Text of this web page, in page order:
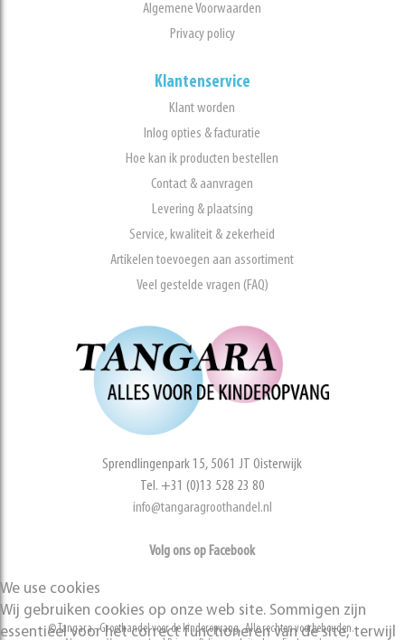
Algemene Voorwaarden
Privacy policy
Klantenservice
Klant worden
Inlog opties & facturatie
Hoe kan ik producten bestellen
Contact & aanvragen
Levering & plaatsing
Service, kwaliteit & zekerheid
Artikelen toevoegen aan assortiment
Veel gestelde vragen (FAQ)
Sprendlingenpark 15, 5061 JT Oisterwijk
Tel. +31 (0)13 528 23 80
info@tangaragroothandel.nl
Volg ons op Facebook
© Tangara - Groothandel voor de kinderopvang. Alle rechten voorbehouden.
We use cookies
Wij gebruiken cookies op onze web site. Sommigen zijn
essentieel voor het correct functioneren van de site, terwijl